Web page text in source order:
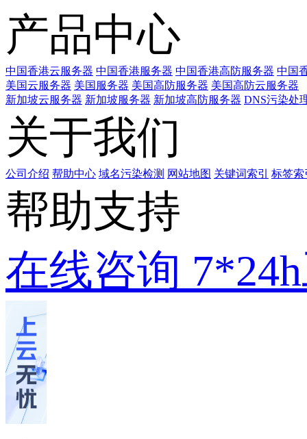
产品中心
中国香港云服务器 中国香港服务器 中国香港高防服务器 中国
美国云服务器 美国服务器 美国高防服务器 美国高防云服务器
新加坡云服务器 新加坡服务器 新加坡高防服务器 DNS污染处
关于我们
公司介绍 帮助中心 域名污染检测 网站地图 关键词索引 标签索
帮助支持
在线咨询